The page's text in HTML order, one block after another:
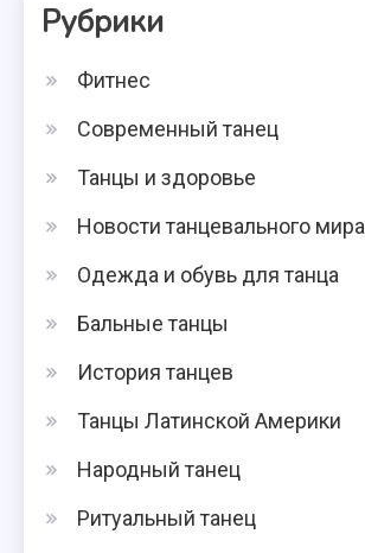
Рубрики
Фитнес
Современный танец
Танцы и здоровье
Новости танцевального мира
Одежда и обувь для танца
Бальные танцы
История танцев
Танцы Латинской Америки
Народный танец
Ритуальный танец